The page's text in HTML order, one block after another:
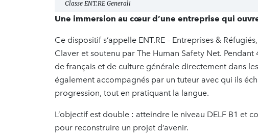
Classe ENT.RE Generali
Une immersion au cœur d’une entreprise qui
Ce dispositif s’appelle ENT.RE – Entreprises &
Claver et soutenu par The Human Safety Net.
de français et de culture générale directement dans
également accompagnés par un tuteur avec qui ils
progression, tout en pratiquant la langue.
L’objectif est double : atteindre le niveau DELF B1 et
pour reconstruire un projet d’avenir.